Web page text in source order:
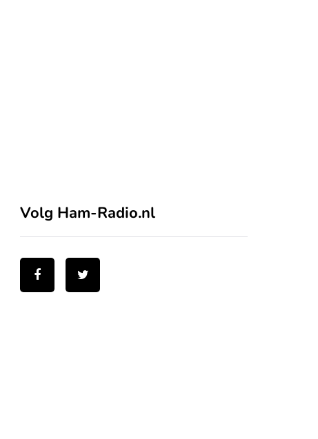
Volg Ham-Radio.nl